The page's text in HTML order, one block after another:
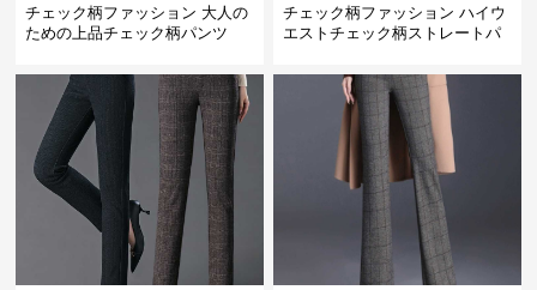
チェック柄ファッション 大人の
ための上品チェック柄パンツ
チェック柄ファッション ハイウ
エストチェック柄ストレートパ